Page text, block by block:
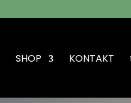
SHOP KONTAKT